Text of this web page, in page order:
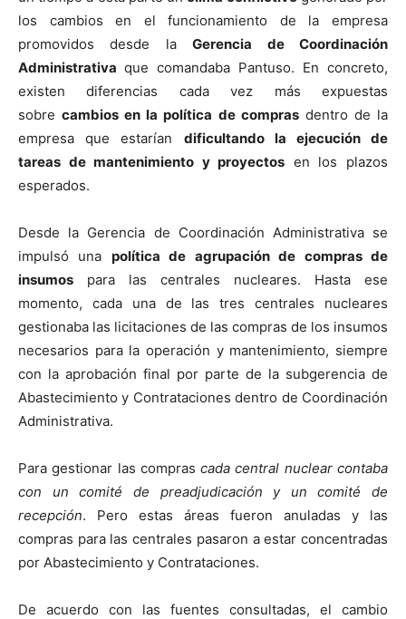
los cambios en el funcionamiento de la empresa
promovidos desde laGerencia de Coordinación
Administrativa que comandaba Pantuso. En concreto,
existen diferencias cada vez más expuestas
sobrecambios en la política de comprasdentro de la
empresa que estarían dificultando la ejecución de
tareas de mantenimiento y proyectos en los plazos
esperados.
Desde la Gerencia de Coordinación Administrativa se
impulsó una política de agrupación de compras de
insumos para las centrales nucleares. Hasta ese
momento, cada una de las tres centrales nucleares
gestionaba las licitaciones de las compras de los insumos
necesarios para la operación y mantenimiento, siempre
con la aprobación final por parte de la subgerencia de
Abastecimiento y Contrataciones dentro de Coordinación
Administrativa.
Para gestionar las comprascada central nuclear contaba
con un comité de preadjudicación y un comité de
recepción. Pero estas áreas fueron anuladas y las
compras para las centrales pasaron a estar concentradas
por Abastecimiento y Contrataciones.
De acuerdo con las fuentes consultadas, el cambio